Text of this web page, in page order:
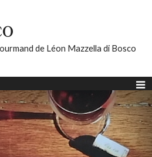
de Léon Mazzella di Bosco